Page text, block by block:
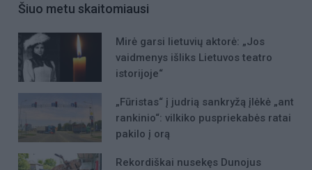
Šiuo metu skaitomiausi
Mirė garsi lietuvių aktorė: „Jos
vaidmenys išliks Lietuvos teatro
istorijoje“
„Fūristas“ į judrią sankryžą įlėkė „ant
rankinio“: vilkiko puspriekabės ratai
pakilo į orą
Rekordiškai nusekęs Dunojus